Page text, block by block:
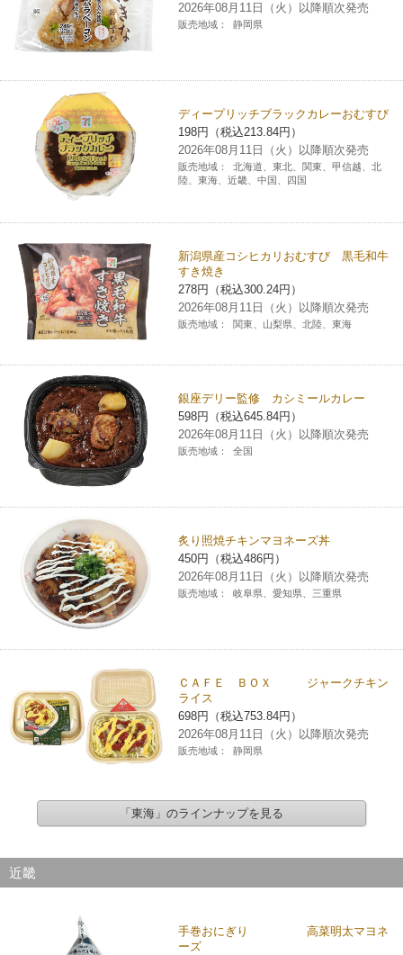
2026年08月11日（火）以降順次発売
販売地域： 静岡県
ディープリッチブラックカレーおむすび
198円（税込213.84円）
2026年08月11日（火）以降順次発売
販売地域：
北海道、東北、関東、甲信越、北
陸、東海、近畿、中国、四国
新潟県産コシヒカリおむすび 黒毛和牛
すき焼き
278円（税込300.24円）
2026年08月11日（火）以降順次発売
販売地域： 関東、山梨県、北陸、東海
銀座デリー監修 カシミールカレー
598円（税込645.84円）
2026年08月11日（火）以降順次発売
販売地域： 全国
炙り照焼チキンマヨネーズ丼
450円（税込486円）
2026年08月11日（火）以降順次発売
販売地域： 岐阜県、愛知県、三重県
ＣＡＦＥ ＢＯＸ ジャークチキン
ライス
698円（税込753.84円）
2026年08月11日（火）以降順次発売
販売地域： 静岡県
「東海」のラインナップを見る
近畿
手巻おにぎり 高菜明太マヨネ
ーズ